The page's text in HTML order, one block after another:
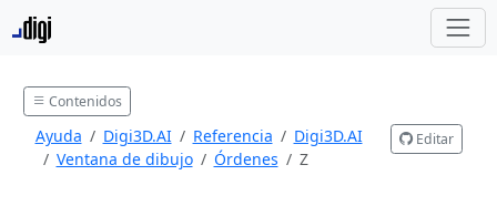
Contenidos
Ayuda Digi3D.AI Referencia
Digi3D.AI
Ventana de dibujo
Órdenes Z
Editar